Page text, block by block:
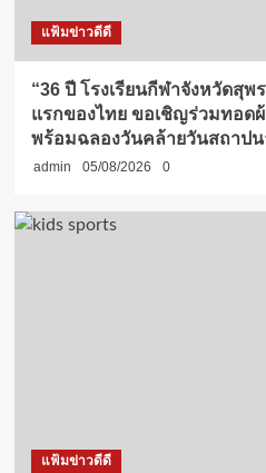
แฟ้มข่าวดีดี
“36 ปี โรงเรียนกีฬาจังหวัดสุ
แรกของไทย ขอเชิญร่วมทอด
พร้อมฉลองวันคล้ายวันสถาปน
admin 05/08/2026 0
แฟ้มข่าวดีดี